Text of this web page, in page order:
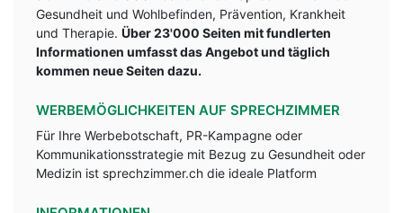
Gesundheit und Wohlbefinden, Prävention, Krankheit
und Therapie. Über 23'000 Seiten mit fundlerten
Informationen umfasst das Angebot und täglich
kommen neue Seiten dazu.
WERBEMÖGLICHKEITEN AUF SPRECHZIMMER
Für Ihre Werbebotschaft, PR-Kampagne oder
Kommunikationsstrategie mit Bezug zu Gesundheit oder
Medizin ist sprechzimmer.ch die ideale Platform